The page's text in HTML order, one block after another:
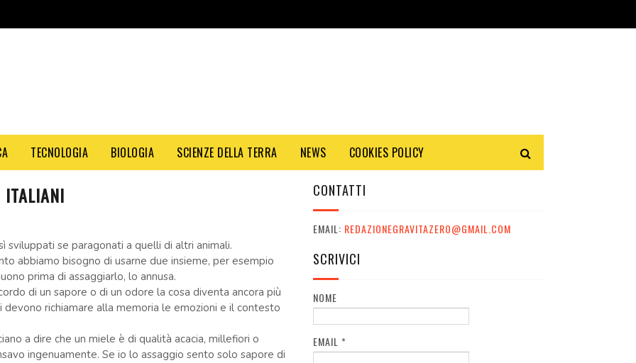
TECNOLOGIA BIOLOGIA SCIENZE DELLA TERRA NEWS COOKIES POLICY
ITALIANI
sviluppati se paragonati a quelli di altri animali.
abbiamo bisogno di usarne due insieme, per esempio
prima di assaggiarlo, lo annusa.
di un sapore o di un odore la cosa diventa ancora più
richiamare alla memoria le emozioni e il contesto
a dire che un miele è di qualità acacia, millefiori o
ingenuamente. Se io lo assaggio sento solo sapore di
CONTATTI
EMAIL: REDAZIONEGRAVITAZERO@GMAIL.COM
SCRIVICI
NOME
EMAIL *